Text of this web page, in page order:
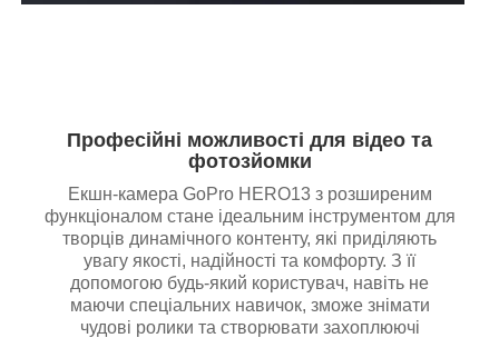
Професійні можливості для відео та
фотозйомки
Екшн-камера GoPro HERO13 з розширеним
функціоналом стане ідеальним інструментом для
творців динамічного контенту, які приділяють
увагу якості, надійності та комфорту. З її
допомогою будь-який користувач, навіть не
маючи спеціальних навичок, зможе знімати
чудові ролики та створювати захоплюючі